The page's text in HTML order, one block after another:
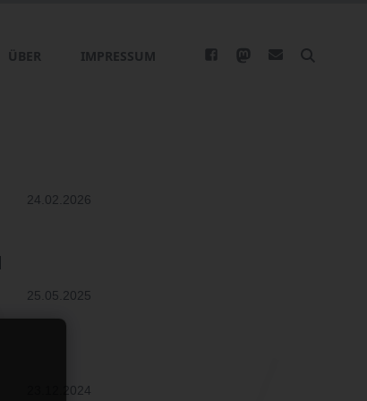
ÜBER IMPRESSUM
24.02.2026
25.05.2025
23.12.2024